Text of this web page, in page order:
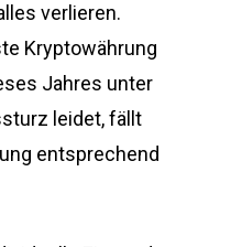
verlieren.
Kryptowährung
Jahres unter
leidet, fällt
entsprechend